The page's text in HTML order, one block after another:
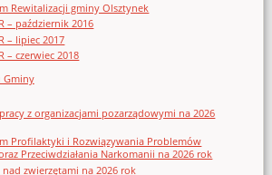
Rewitalizacji gminy Olsztynek
– październik 2016
– lipiec 2017
– czerwiec 2018
Gminy
z organizacjami pozarządowymi na 2026
Profilaktyki i Rozwiązywania Problemów
Przeciwdziałania Narkomanii na 2026 rok
zwierzętami na 2026 rok